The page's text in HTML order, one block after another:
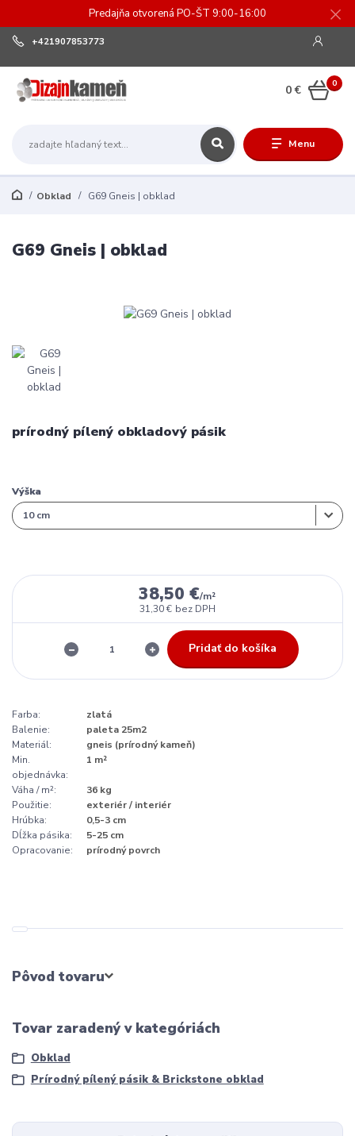
Predajňa otvorená PO-ŠT 9:00-16:00
Menu
+421907853773
0
0 €
Obklad G69 Gneis | obklad
G69 Gneis | obklad
prírodný pílený obkladový pásik
Výška
38,50 €/m²
31,30 € bez DPH
Pridať do košíka
Farba:
zlatá
Balenie:
paleta 25m2
Materiál:
gneis (prírodný kameň)
Min.
objednávka:
1 m²
Váha / m²:
36 kg
Použitie:
exteriér / interiér
Hrúbka:
0,5-3 cm
Dĺžka pásika:
5-25 cm
Opracovanie:
prírodný povrch
Pôvod tovaru
Tovar zaradený v kategóriách
Obklad
Prírodný pílený pásik & Brickstone obklad